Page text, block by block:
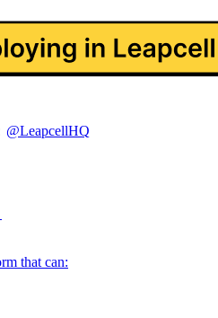
@LeapcellHQ
that can: